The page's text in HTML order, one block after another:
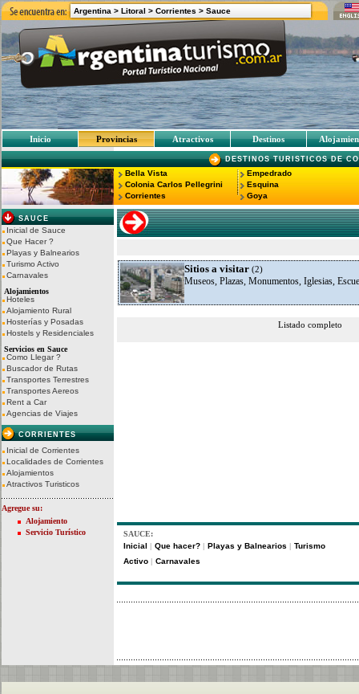
Argentina > Litoral > Corrientes > Sauce
Inicio Provincias Atractivos Destinos
DESTINOS TURISTICOS DE
Bella Vista
Colonia Carlos Pellegrini
Corrientes
Empedrado
Esquina
Goya
SAUCE
Inicial de Sauce
Que Hacer ?
Playas y Balnearios
Turismo Activo
Carnavales
Alojamientos
Hoteles
Alojamiento Rural
Hosterías y Posadas
Hostels y Residenciales
Servicios en Sauce
Como Llegar ?
Buscador de Rutas
Transportes Terrestres
Transportes Aereos
Rent a Car
Agencias de Viajes
CORRIENTES
Inicial de Corrientes
Localidades de Corrientes
Alojamientos
Atractivos Turisticos
Agregue su:
Alojamiento
Servicio Turístico
Sitios a visitar (2)
Museos, Plazas, Monumentos, Iglesias,
Listado completo
SAUCE:
Inicial
Que hacer? Playas y Balnearios
Turismo
Activo
Carnavales